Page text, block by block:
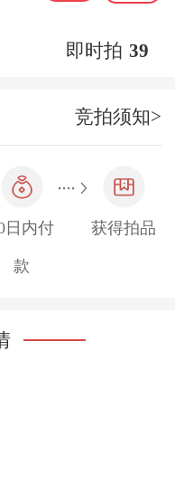
即时拍 39
竞拍须知>
日内付
款
获得拍品